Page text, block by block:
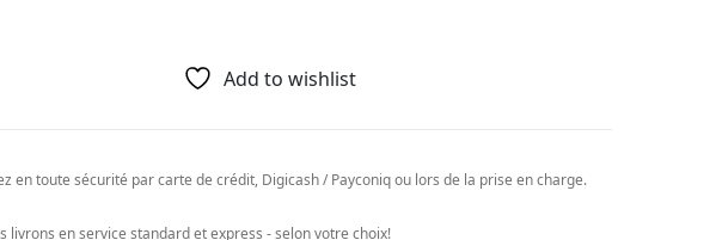
Add to wishlist
en toute sécurité par carte de crédit, Digicash / Payconiq ou lors de la prise en charge.
livrons en service standard et express - selon votre choix!